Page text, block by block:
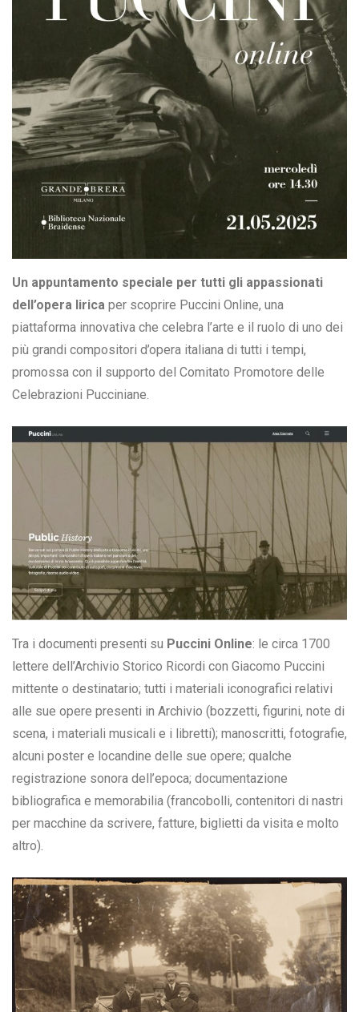
Un appuntamento speciale per tutti gli appassionati
dell’opera lirica per scoprire Puccini Online, una
piattaforma innovativa che celebra l’arte e il ruolo di uno dei
più grandi compositori d’opera italiana di tutti i tempi,
promossa con il supporto del Comitato Promotore delle
Celebrazioni Pucciniane.
Tra i documenti presenti su Puccini Online: le circa 1700
lettere dell’Archivio Storico Ricordi con Giacomo Puccini
mittente o destinatario; tutti i materiali iconografici relativi
alle sue opere presenti in Archivio (bozzetti, figurini, note di
scena, i materiali musicali e i libretti); manoscritti, fotografie,
alcuni poster e locandine delle sue opere; qualche
registrazione sonora dell’epoca; documentazione
bibliografica e memorabilia (francobolli, contenitori di nastri
per macchine da scrivere, fatture, biglietti da visita e molto
altro).